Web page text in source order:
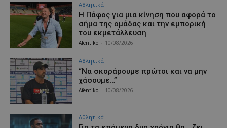
Αθλητικά
H Πάφος για μια κίνηση που αφορά το
σήμα της ομάδας και την εμπορική
του εκμετάλλευση
Afentiko 10/08/2026
Αθλητικά
“Να σκοράρουμε πρώτοι και να μην
χάσουμε…”
Afentiko 10/08/2026
Αθλητικά